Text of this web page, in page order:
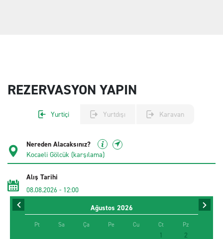
REZERVASYON YAPIN
Yurtiçi Yurtdışı Karavan
Nereden Alacaksınız?
Alış Tarihi
08.08.2026 - 12:00
İade Tarihi
10.08.2026
-12:00
Ağustos 2026
Pt Sa Ça Pe Cu Ct Pz
1
2